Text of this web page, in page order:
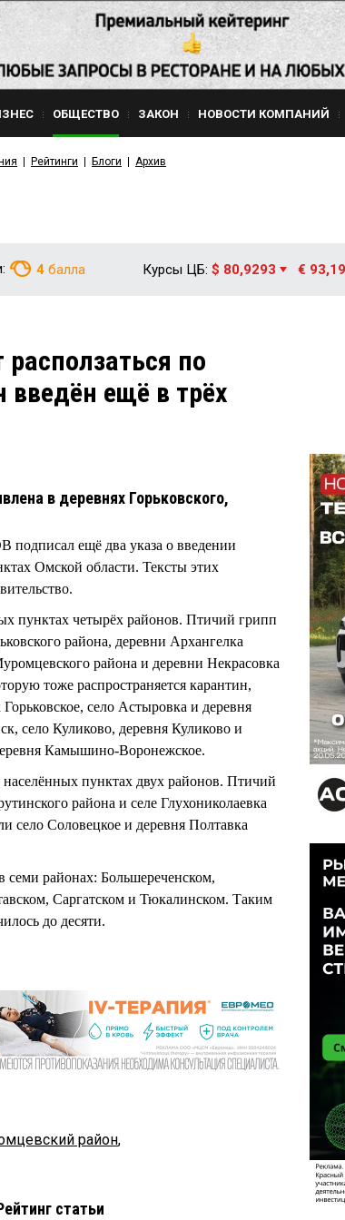
ОБЩЕСТВО ЗАКОН НОВОСТИ КОМПАНИЙ
Рейтинги Блоги Архив
4 балла Курсы ЦБ: $ 80,9293 €
по
введён ещё в трёх
в деревнях Горьковского,
ещё два указа о введении
Омской области. Тексты этих
пунктах четырёх районов. Птичий грипп
района, деревни Архангелка
района и деревни Некрасовка
тоже распространяется карантин,
село Астыровка и деревня
село Куликово, деревня Куликово и
Камышино-Воронежское.
пунктах двух районов. Птичий
района и селе Глухониколаевка
село Соловецкое и деревня Полтавка
семи районах: Большереченском,
Саргатском и Тюкалинском. Таким
до десяти.
район,
статьи